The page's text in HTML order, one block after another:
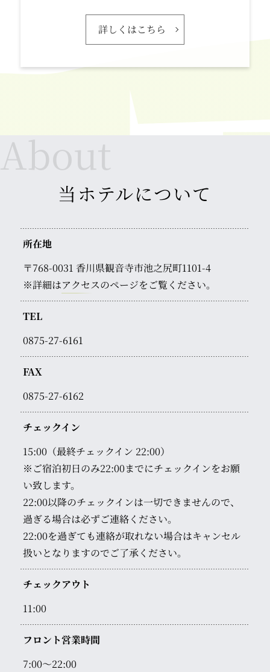
詳しくはこちら
当ホテルについて
所在地
〒768-0031 香川県観音寺市池之尻町1101-4
※詳細はアクセスのページをご覧ください。
TEL
0875-27-6161
FAX
0875-27-6162
チェックイン
15:00（最終チェックイン 22:00）
※ご宿泊初日のみ22:00までにチェックインをお願
い致します。
22:00以降のチェックインは一切できませんので、
過ぎる場合は必ずご連絡ください。
22:00を過ぎても連絡が取れない場合はキャンセル
扱いとなりますのでご了承ください。
チェックアウト
11:00
フロント営業時間
7:00～22:00